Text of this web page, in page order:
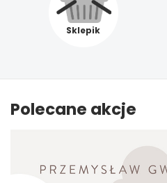
Sklepik
Polecane akcje